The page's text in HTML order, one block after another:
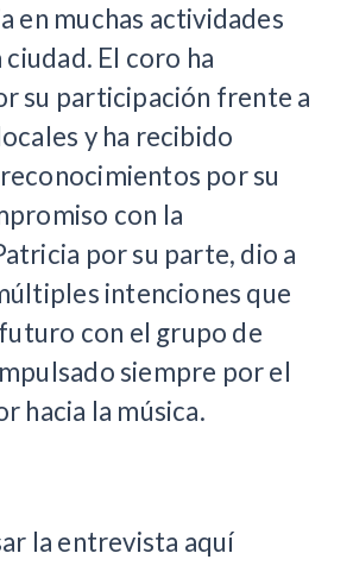
en muchas actividades
El coro ha
su participación frente a
y ha recibido
por su
con la
por su parte, dio a
intenciones que
con el grupo de
siempre por el
hacia la música.
la entrevista aquí